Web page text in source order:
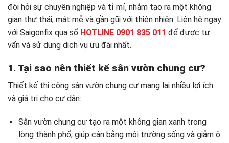
đòi hỏi sự chuyên nghiệp và tỉ mỉ, nhằm tạo ra một không
gian thư thái, mát mẻ và gần gũi với thiên nhiên. Liên hệ ngay
với Saigonfix qua số HOTLINE 0901 835 011 để được tư
vấn và sử dụng dịch vụ ưu đãi nhất.
1. Tại sao nên thiết kế sân vườn chung cư?
Thiết kế thi công sân vườn chung cư mang lại nhiều lợi ích
và giá trị cho cư dân:
Sân vườn chung cư tạo ra một không gian xanh trong
lòng thành phố, giúp cân bằng môi trường sống và giảm ô